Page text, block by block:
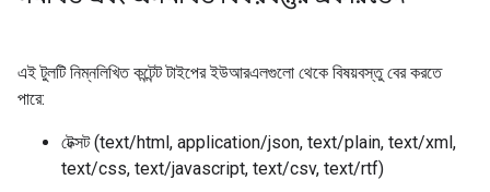
এই টুলটি নিম্নলিখিত কন্টেন্ট টাইপের ইউআরএলগুলো থেকে বিষয়বস্তু বের করতে
পারে:
টেক্সট (text/html, application/json, text/plain, text/xml,
text/css, text/javascript, text/csv, text/rtf)